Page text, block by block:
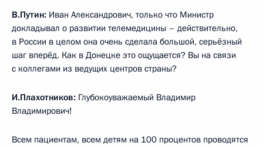
В.Путин: Иван Александрович, только что Министр
докладывал о развитии телемедицины – действительно,
в России в целом она очень сделала большой, серьёзный
шаг вперёд. Как в Донецке это ощущается? Вы на связи
с коллегами из ведущих центров страны?
И.Плахотников: Глубокоуважаемый Владимир
Владимирович!
Всем пациентам, всем детям на 100 процентов проводятся